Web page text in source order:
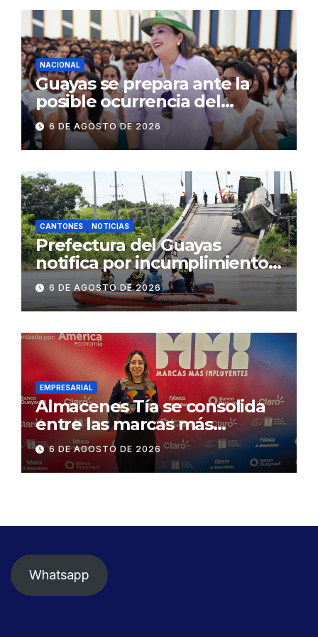
comerciales y de
concurrencia
NACIONAL
Guayas se prepara ante la
posible ocurrencia del
fenómeno de El Niño:
Gobierno Nacional capacita a
2.500 jóvenes
6 DE AGOSTO DE 2026
CANTONES NOTICIAS
Prefectura del Guayas
notifica por incumplimiento
contractual a la
Concesionaria CONORTE y
exige celeridad en
desmontaje del puente
Gonzalo Icaza Cornejo, en
Daule
6 DE AGOSTO DE 2026
EMPRESARIAL
Almacenes Tía se consolida
entre las marcas más
influyentes del Ecuador
6 DE AGOSTO DE 2026
Whatsapp